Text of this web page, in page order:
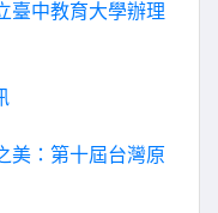
臺中教育大學辦理
美：第十屆台灣原